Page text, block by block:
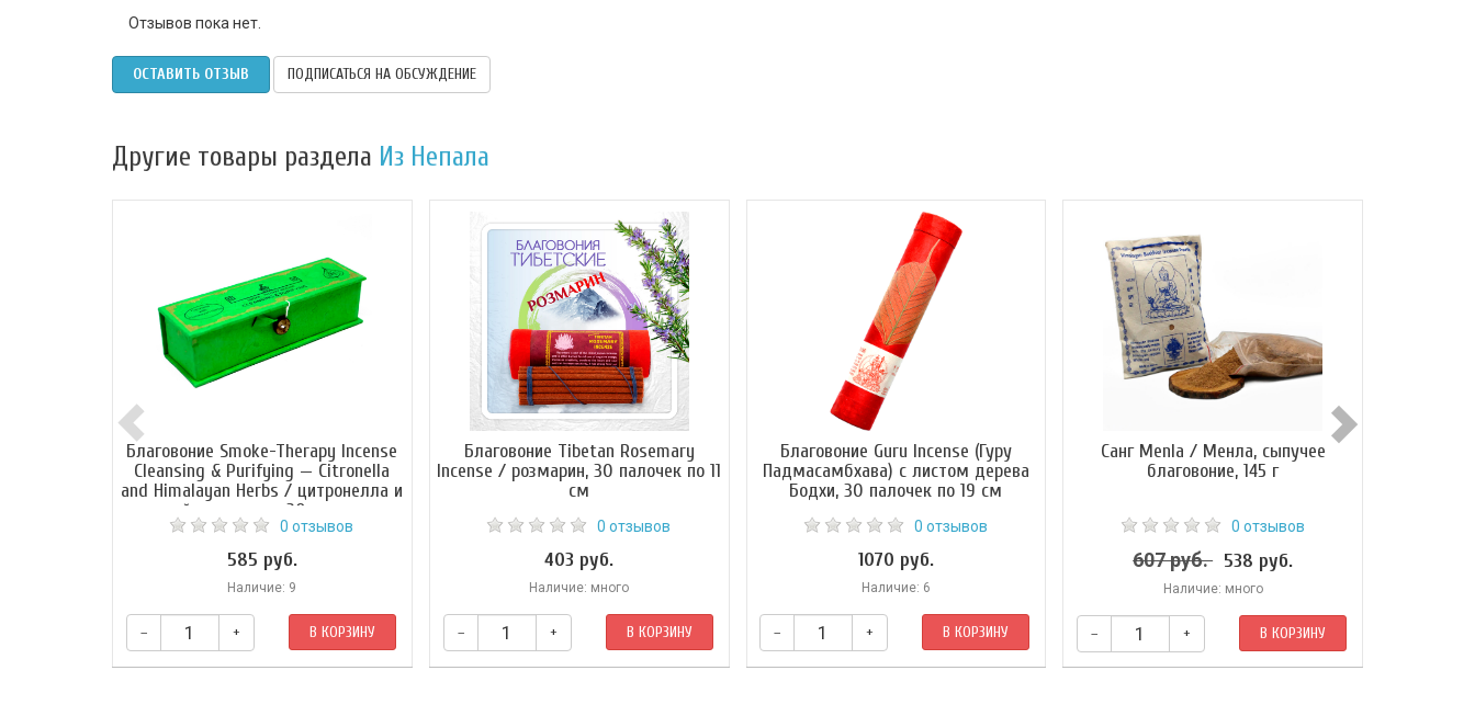
Отзывов пока нет.
ОСТАВИТЬ ОТЗЫВ ПОДПИСАТЬСЯ НА ОБСУЖДЕНИЕ
Другие товары раздела Из Непала
Благовоние Smoke-Therapy Incense
Cleansing & Purifying — Citronella
and Himalayan Herbs / цитронелла и
гималайские травы, 30 палочек по
10 см0 отзывов
585 руб.
Наличие: 9
– + В КОРЗИНУ
Благовоние Tibetan Rosemary
Incense / розмарин, 30 палочек по 11
см
0 отзывов
403 руб.
Наличие: много
– + В КОРЗИНУ
Благовоние Guru Incense (Гуру
Падмасамбхава) с листом дерева
Бодхи, 30 палочек по 19 см
0 отзывов
1070 руб.
Наличие: 6
– + В КОРЗИНУ
Санг Menla / Менла, сыпучее
благовоние, 145 г
0 отзывов
607 руб. 538 руб.
Наличие: много
– + В КОРЗИНУ